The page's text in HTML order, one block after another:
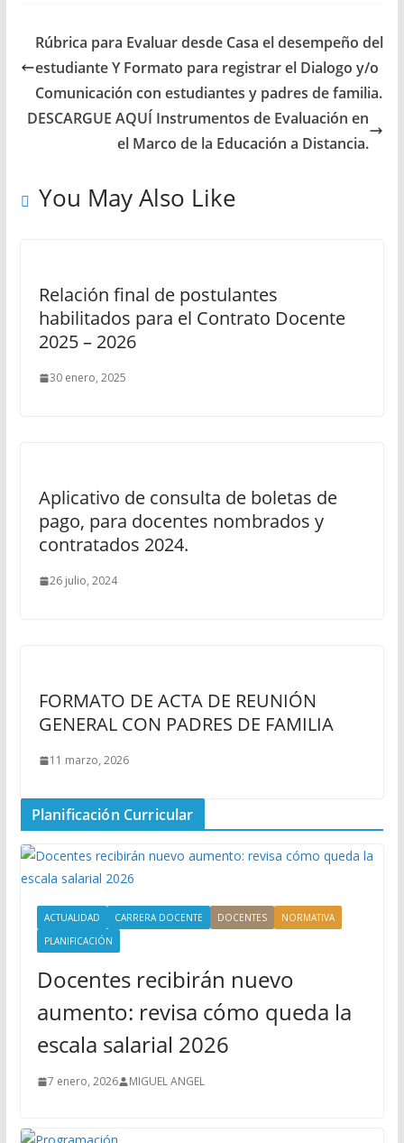
Rúbrica para Evaluar desde Casa el desempeño del
estudiante Y Formato para registrar el Dialogo y/o
Comunicación con estudiantes y padres de familia.
DESCARGUE AQUÍ Instrumentos de Evaluación en
el Marco de la Educación a Distancia.
You May Also Like
Relación final de postulantes
habilitados para el Contrato Docente
2025 – 2026
30 enero, 2025
Aplicativo de consulta de boletas de
pago, para docentes nombrados y
contratados 2024.
26 julio, 2024
FORMATO DE ACTA DE REUNIÓN
GENERAL CON PADRES DE FAMILIA
11 marzo, 2026
Planificación Curricular
ACTUALIDAD CARRERA DOCENTE DOCENTES
NORMATIVA
PLANIFICACIÓN
Docentes recibirán nuevo
aumento: revisa cómo queda la
escala salarial 2026
7 enero, 2026 MIGUEL ANGEL